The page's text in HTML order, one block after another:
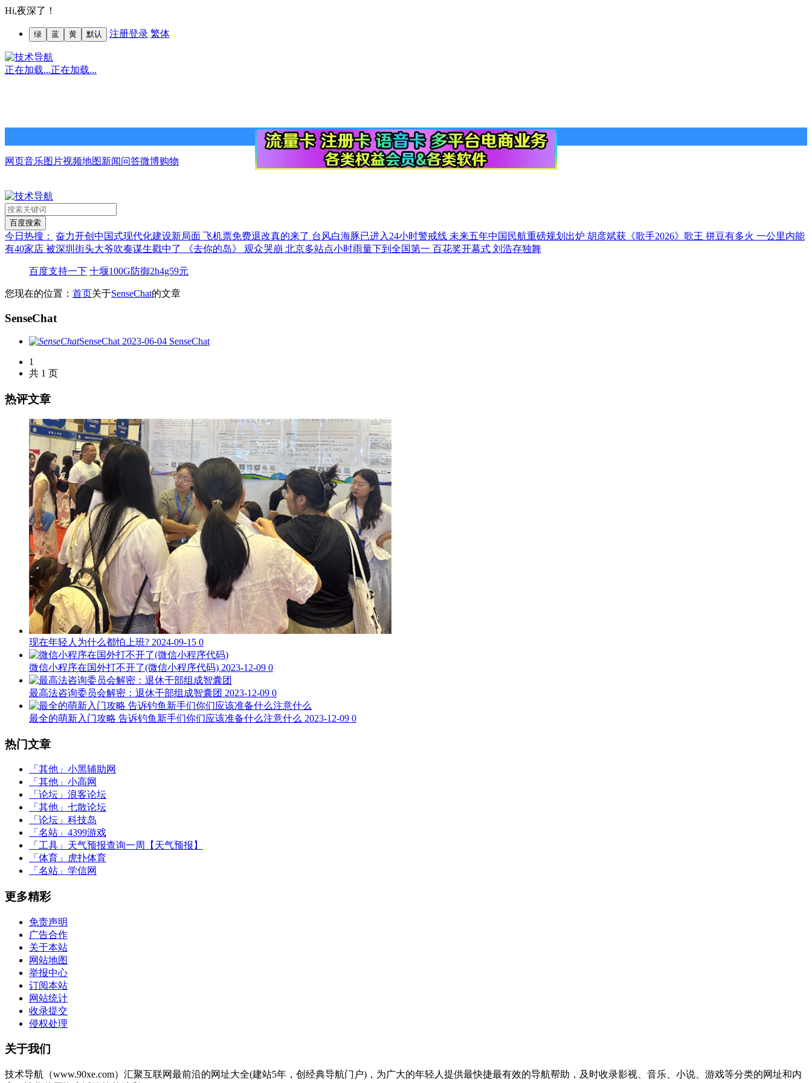
Hi,夜深了！
绿 蓝 黄 默认 注册登录 繁体
正在加载...正在加载...
网页音乐图片视频地图新闻问答微博购物
今日热搜： 奋力开创中国式现代化建设新局面 飞机票免费退改真的来了 台风白海豚已进入24小时警戒线 未来五年中国民航重磅规划出炉 胡彦斌获《歌手2026》歌王 拼豆有多火 一公里内能
有40家店 被深圳街头大爷吹奏谋生戳中了 《去你的岛》 观众哭崩 北京多站点小时雨量下到全国第一 百花奖开幕式 刘浩存独舞
百度支持一下 十堰100G防御2h4g59元
您现在的位置： 首页关于SenseChat的文章
SenseChat
SenseChat 2023-06-04 SenseChat
1
共 1 页
热评文章
现在年轻人为什么都怕上班? 2024-09-15 0
微信小程序在国外打不开了(微信小程序代码) 2023-12-09 0
最高法咨询委员会解密：退休干部组成智囊团 2023-12-09 0
最全的萌新入门攻略 告诉钓鱼新手们你们应该准备什么注意什么 2023-12-09 0
热门文章
「其他」 小黑辅助网
「其他」 小高网
「论坛」 浪客论坛
「其他」 七散论坛
「论坛」 科技岛
「名站」 4399游戏
「工具」 天气预报查询一周【天气预报】
「体育」
虎扑体育
「名站」 学信网
更多精彩
免责声明
广告合作
关于本站
网站地图
举报中心
订阅本站
网站统计
收录提交
侵权处理
关于我们
技术导航（www.90xe.com）汇聚互联网最前沿的网址大全(建站5年，创经典导航门户)，为广大的年轻人提供最快捷最有效的导航帮助，及时收录影视、音乐、小说、游戏等分类的网址和内